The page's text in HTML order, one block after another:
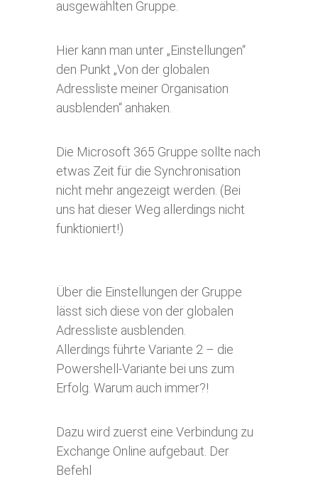
ausgewählten Gruppe.
Hier kann man unter „Einstellungen“
den Punkt „Von der globalen
Adressliste meiner Organisation
ausblenden“ anhaken.
Die Microsoft 365 Gruppe sollte nach
etwas Zeit für die Synchronisation
nicht mehr angezeigt werden. (Bei
uns hat dieser Weg allerdings nicht
funktioniert!)
Über die Einstellungen der Gruppe
lässt sich diese von der globalen
Adressliste ausblenden.
Allerdings führte Variante 2 – die
Powershell-Variante bei uns zum
Erfolg. Warum auch immer?!
Dazu wird zuerst eine Verbindung zu
Exchange Online aufgebaut. Der
Befehl